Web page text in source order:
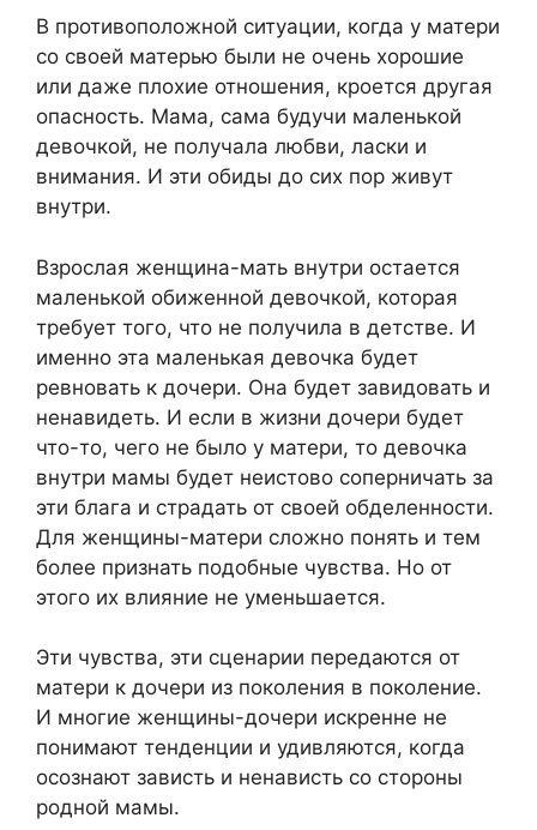
В противоположной ситуации, когда у матери
со своей матерью были не очень хорошие
или даже плохие отношения, кроется другая
опасность. Мама, сама будучи маленькой
девочкой, не получала любви, ласки и
внимания. И эти обиды до сих пор живут
внутри.
Взрослая женщина-мать внутри остается
маленькой обиженной девочкой, которая
требует того, что не получила в детстве. И
именно эта маленькая девочка будет
ревновать к дочери. Она будет завидовать и
ненавидеть. И если в жизни дочери будет
что-то, чего не было у матери, то девочка
внутри мамы будет неистово соперничать за
эти блага и страдать от своей обделенности.
Для женщины-матери сложно понять и тем
более признать подобные чувства. Но от
этого их влияние не уменьшается.
Эти чувства, эти сценарии передаются от
матери к дочери из поколения в поколение.
И многие женщины-дочери искренне не
понимают тенденции и удивляются, когда
осознают зависть и ненависть со стороны
родной мамы.